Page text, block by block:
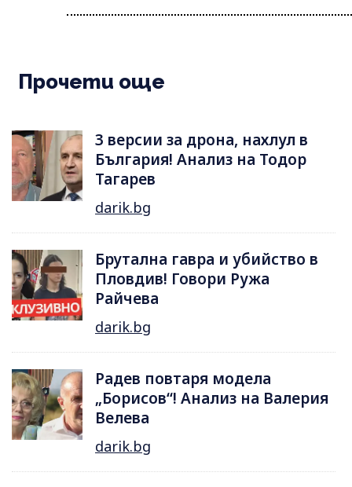
Прочети още
3 версии за дрона, нахлул в
България! Анализ на Тодор
Тагарев
darik.bg
Брутална гавра и убийство в
Пловдив! Говори Ружа
Райчева
darik.bg
Радев повтаря модела
„Борисов“! Анализ на Валерия
Велева
darik.bg